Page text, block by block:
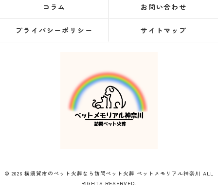
コラム お問い合わせ
プライバシーポリシー サイトマップ
© 2026 横須賀市のペット火葬なら訪問ペット火葬 ペットメモリアル神奈川 ALL
RIGHTS RESERVED.